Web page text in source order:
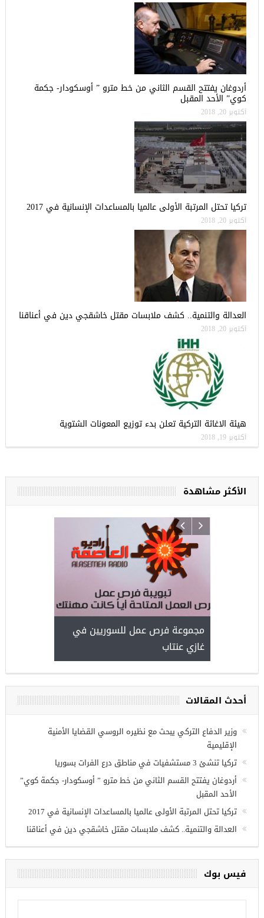
أردوغان يفتتح القسم الثاني من خط مترو ” أوسكودار- جكمة
كوي” الأحد المقبل
أكتوبر 20, 2018
تركيا تحتل المرتبة الأولى عالميا بالمساعدات الإنسانية في 2017
أكتوبر 20, 2018
العدالة والتنمية.. كشف ملابسات مقتل خاشقجي دين في أعناقنا
أكتوبر 20, 2018
هيئة الاغاثة التركية تعلن بدء توزيع المعونات الشتوية
أكتوبر 19, 2018
الأكثر مشاهدة
مجموعة فرص عمل للسوريين في
غازي عنتاب
أحدث المقالات
وزير الدفاع التركي يبحث مع نظيره الروسي القضايا الأمنية
الإقليمية
تركيا تنشئ 3 مستشفيات في مناطق درع الفرات بسوريا
أردوغان يفتتح القسم الثاني من خط مترو ” أوسكودار- جكمة كوي”
الأحد المقبل
تركيا تحتل المرتبة الأولى عالميا بالمساعدات الإنسانية في 2017
العدالة والتنمية.. كشف ملابسات مقتل خاشقجي دين في أعناقنا
فيس بوك